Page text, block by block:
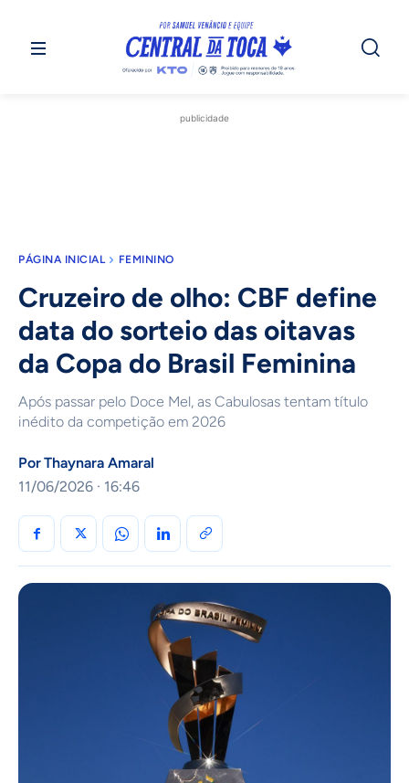
publicidade
PÁGINA INICIAL FEMININO
Cruzeiro de olho: CBF define
data do sorteio das oitavas
da Copa do Brasil Feminina
Após passar pelo Doce Mel, as Cabulosas tentam título
inédito da competição em 2026
PorThaynara Amaral
11/06/2026 · 16:46